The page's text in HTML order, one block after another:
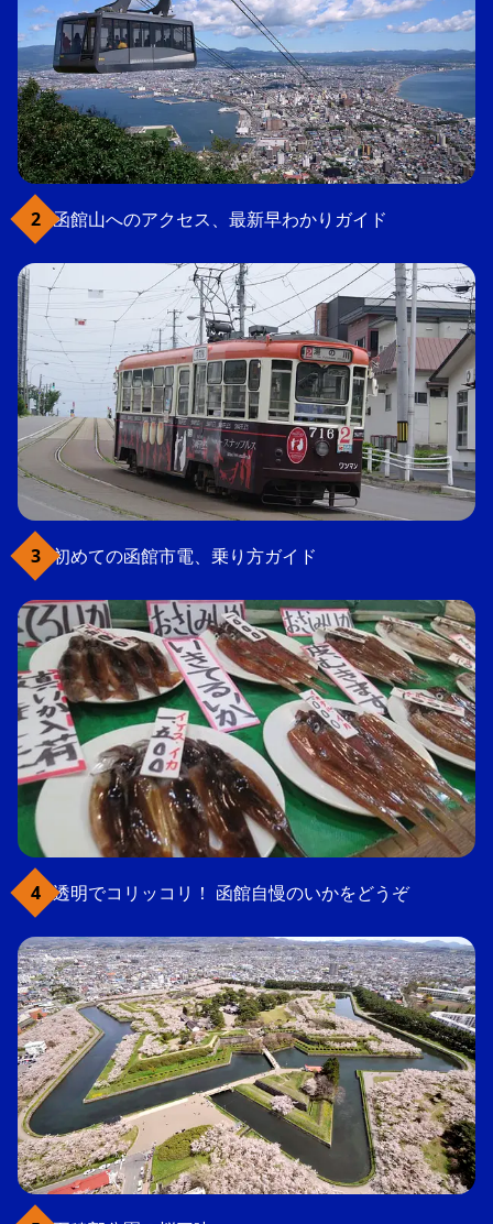
函館山へのアクセス、最新早わかりガイド
初めての函館市電、乗り方ガイド
透明でコリッコリ！ 函館自慢のいかをどうぞ